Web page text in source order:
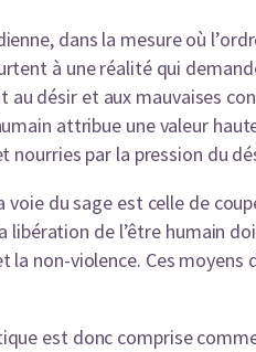
dans la mesure où
à une réalité qui
désir et aux mauvaises
attribue une valeur
nourries par la pression du
voie du sage est celle de
libération de l’être humain
la non-violence. Ces moyens
est donc comprise